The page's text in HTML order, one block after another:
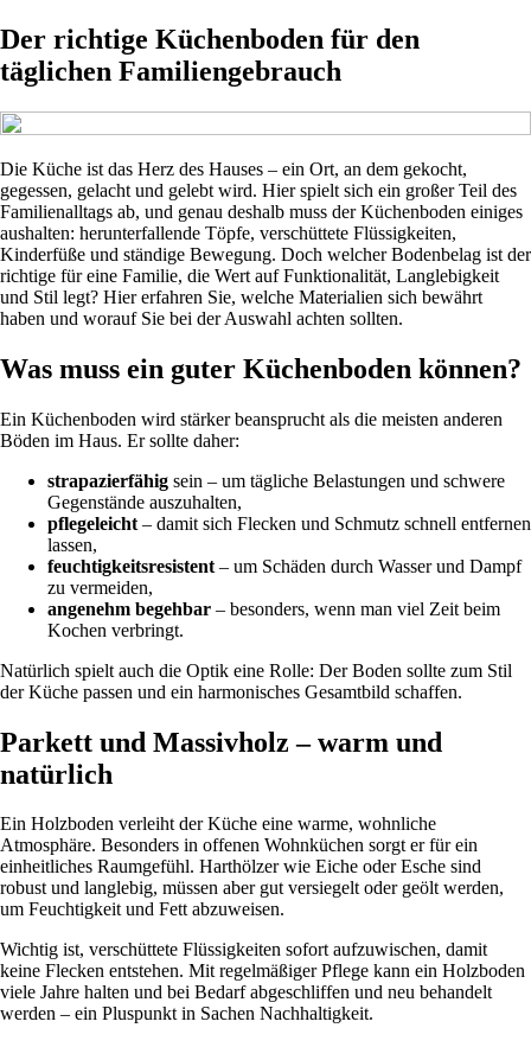
Der richtige Küchenboden für den
täglichen Familiengebrauch
Die Küche ist das Herz des Hauses – ein Ort, an dem gekocht,
gegessen, gelacht und gelebt wird. Hier spielt sich ein großer Teil des
Familienalltags ab, und genau deshalb muss der Küchenboden einiges
aushalten: herunterfallende Töpfe, verschüttete Flüssigkeiten,
Kinderfüße und ständige Bewegung. Doch welcher Bodenbelag ist der
richtige für eine Familie, die Wert auf Funktionalität, Langlebigkeit
und Stil legt? Hier erfahren Sie, welche Materialien sich bewährt
haben und worauf Sie bei der Auswahl achten sollten.
Was muss ein guter Küchenboden können?
Ein Küchenboden wird stärker beansprucht als die meisten anderen
Böden im Haus. Er sollte daher:
strapazierfähig sein – um tägliche Belastungen und schwere
Gegenstände auszuhalten,
pflegeleicht – damit sich Flecken und Schmutz schnell entfernen
lassen,
feuchtigkeitsresistent – um Schäden durch Wasser und Dampf
zu vermeiden,
angenehm begehbar – besonders, wenn man viel Zeit beim
Kochen verbringt.
Natürlich spielt auch die Optik eine Rolle: Der Boden sollte zum Stil
der Küche passen und ein harmonisches Gesamtbild schaffen.
Parkett und Massivholz – warm und
natürlich
Ein Holzboden verleiht der Küche eine warme, wohnliche
Atmosphäre. Besonders in offenen Wohnküchen sorgt er für ein
einheitliches Raumgefühl. Harthölzer wie Eiche oder Esche sind
robust und langlebig, müssen aber gut versiegelt oder geölt werden,
um Feuchtigkeit und Fett abzuweisen.
Wichtig ist, verschüttete Flüssigkeiten sofort aufzuwischen, damit
keine Flecken entstehen. Mit regelmäßiger Pflege kann ein Holzboden
viele Jahre halten und bei Bedarf abgeschliffen und neu behandelt
werden – ein Pluspunkt in Sachen Nachhaltigkeit.